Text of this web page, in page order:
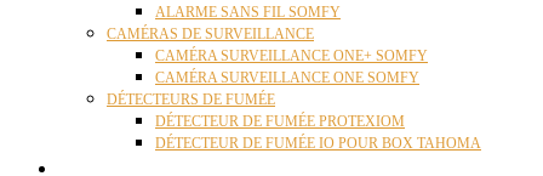
ALARME SANS FIL SOMFY
CAMÉRAS DE SURVEILLANCE
CAMÉRA SURVEILLANCE ONE+ SOMFY
CAMÉRA SURVEILLANCE ONE SOMFY
DÉTECTEURS DE FUMÉE
DÉTECTEUR DE FUMÉE PROTEXIOM
DÉTECTEUR DE FUMÉE IO POUR BOX TAHOMA